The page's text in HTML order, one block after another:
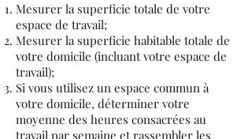
Mesurer la superficie totale de votre
espace de travail;
Mesurer la superficie habitable totale de
votre domicile (incluant votre espace de
travail);
Si vous utilisez un espace commun à
votre domicile, déterminer votre
moyenne des heures consacrées au
travail par semaine et rassembler les